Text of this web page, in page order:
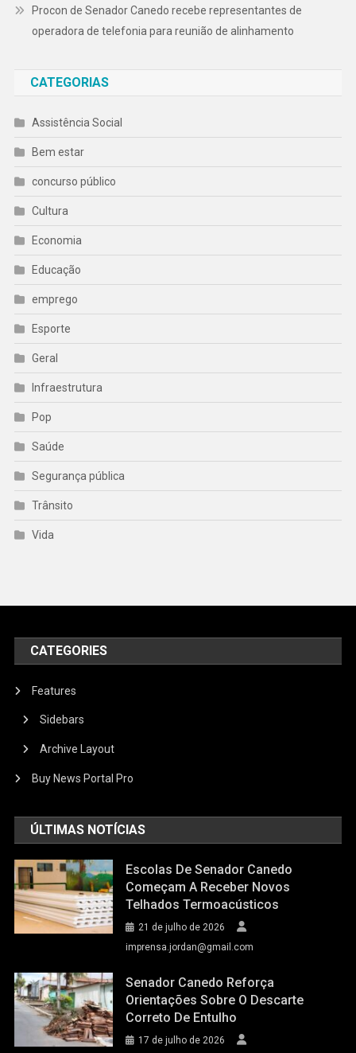
Procon de Senador Canedo recebe representantes de
operadora de telefonia para reunião de alinhamento
CATEGORIAS
Assistência Social
Bem estar
concurso público
Cultura
Economia
Educação
emprego
Esporte
Geral
Infraestrutura
Pop
Saúde
Segurança pública
Trânsito
Vida
CATEGORIES
Features
Sidebars
Archive Layout
Buy News Portal Pro
ÚLTIMAS NOTÍCIAS
Escolas De Senador Canedo
Começam A Receber Novos
Telhados Termoacústicos
21 de julho de 2026
imprensa.jordan@gmail.com
Senador Canedo Reforça
Orientações Sobre O Descarte
Correto De Entulho
17 de julho de 2026